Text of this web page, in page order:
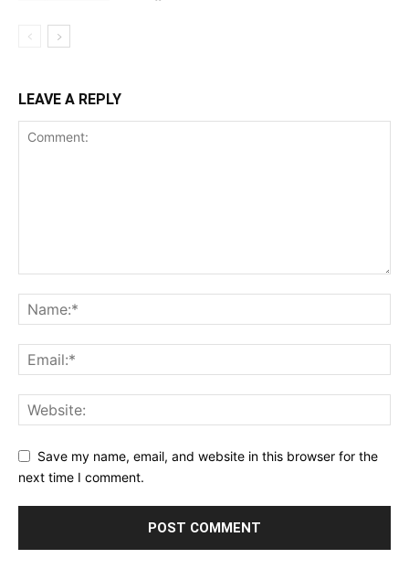
LEAVE A REPLY
Save my name, email, and website in this browser for the
next time I comment.